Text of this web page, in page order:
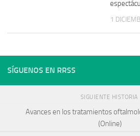
1
SÍGUENOS EN RRSS
SIGUIENTE HISTORIA
Avances en los tratamientos
(Online)